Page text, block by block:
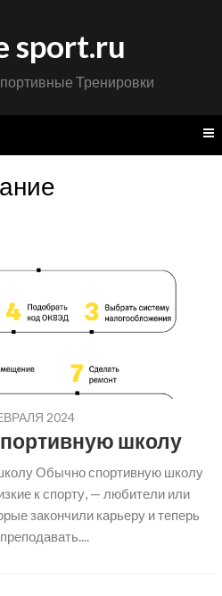
sport.ru
Тренировки
2024
школу
Обычно спортивную школу
к спорту, — любители или
закончили карьеру и теперь